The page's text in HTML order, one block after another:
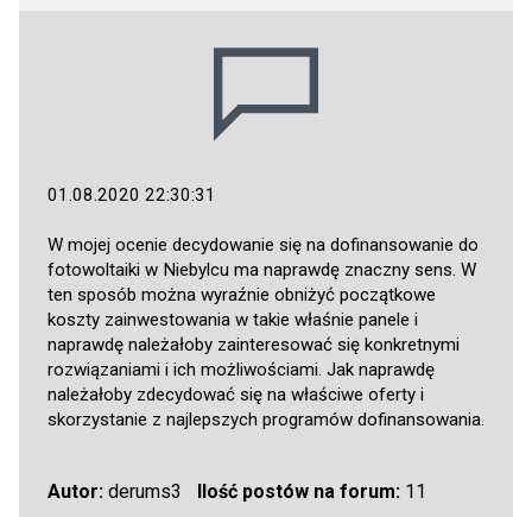
01.08.2020 22:30:31
W mojej ocenie decydowanie się na dofinansowanie do
fotowoltaiki w Niebylcu ma naprawdę znaczny sens. W
ten sposób można wyraźnie obniżyć początkowe
koszty zainwestowania w takie właśnie panele i
naprawdę należałoby zainteresować się konkretnymi
rozwiązaniami i ich możliwościami. Jak naprawdę
należałoby zdecydować się na właściwe oferty i
skorzystanie z najlepszych programów dofinansowania.
Autor: derums3 Ilość postów na forum:11